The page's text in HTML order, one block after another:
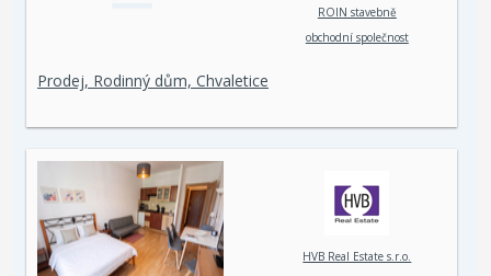
ROIN stavebně
obchodní společnost
Prodej, Rodinný dům, Chvaletice
HVB Real Estate s.r.o.